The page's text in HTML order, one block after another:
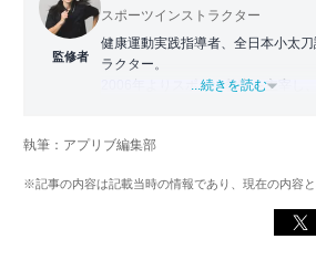
監修者
スポーツインストラクター
健康運動実践指導者、全日本小太
ラクター。
2006年よりスポーツ教室を主宰し
日常生活をより豊かにするヘルス
メディアや講演を通じて広く発信
...続きを読む
執筆：アプリブ編集部
※記事の内容は記載当時の情報であり、現在の内容と